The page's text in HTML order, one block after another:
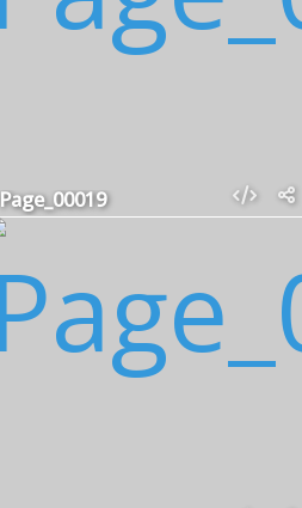
Page_00019